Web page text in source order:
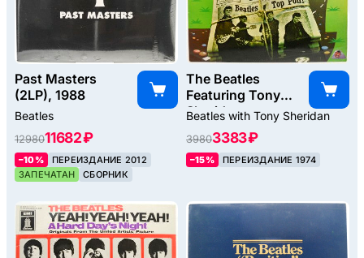
Past Masters
(2LP), 1988
Beatles
1298011682 ₽
–10%
ПЕРЕИЗДАНИЕ 2012
ЗАПЕЧАТАН
СБОРНИК
The Beatles
Featuring Tony
Sheridan
Beatles with Tony Sheridan
39803383 ₽
–15% ПЕРЕИЗДАНИЕ 1974